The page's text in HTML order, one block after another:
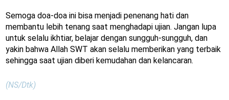
Semoga doa-doa ini bisa menjadi penenang hati dan
membantu lebih tenang saat menghadapi ujian. Jangan lupa
untuk selalu ikhtiar, belajar dengan sungguh-sungguh, dan
yakin bahwa Allah SWT akan selalu memberikan yang terbaik
sehingga saat ujian diberi kemudahan dan kelancaran.
(NS/Dtk)